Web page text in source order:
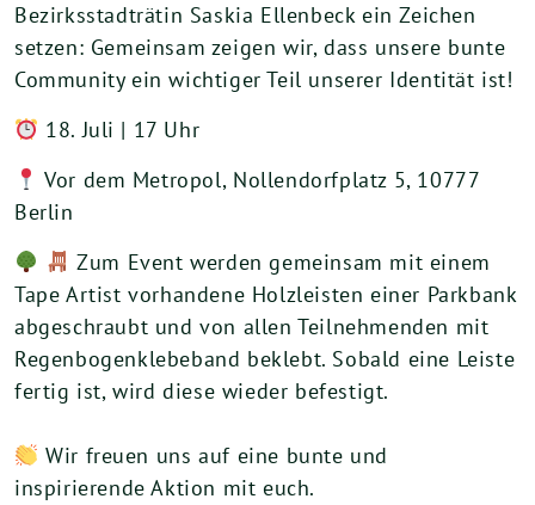
Bezirksstadträtin Saskia Ellenbeck ein Zeichen
setzen: Gemeinsam zeigen wir, dass unsere bunte
Community ein wichtiger Teil unserer Identität ist!
18. Juli | 17 Uhr
Vor dem Metropol, Nollendorfplatz 5, 10777
Berlin
Zum Event werden gemeinsam mit einem
Tape Artist vorhandene Holzleisten einer Parkbank
abgeschraubt und von allen Teilnehmenden mit
Regenbogenklebeband beklebt. Sobald eine Leiste
fertig ist, wird diese wieder befestigt.
Wir freuen uns auf eine bunte und
inspirierende Aktion mit euch.